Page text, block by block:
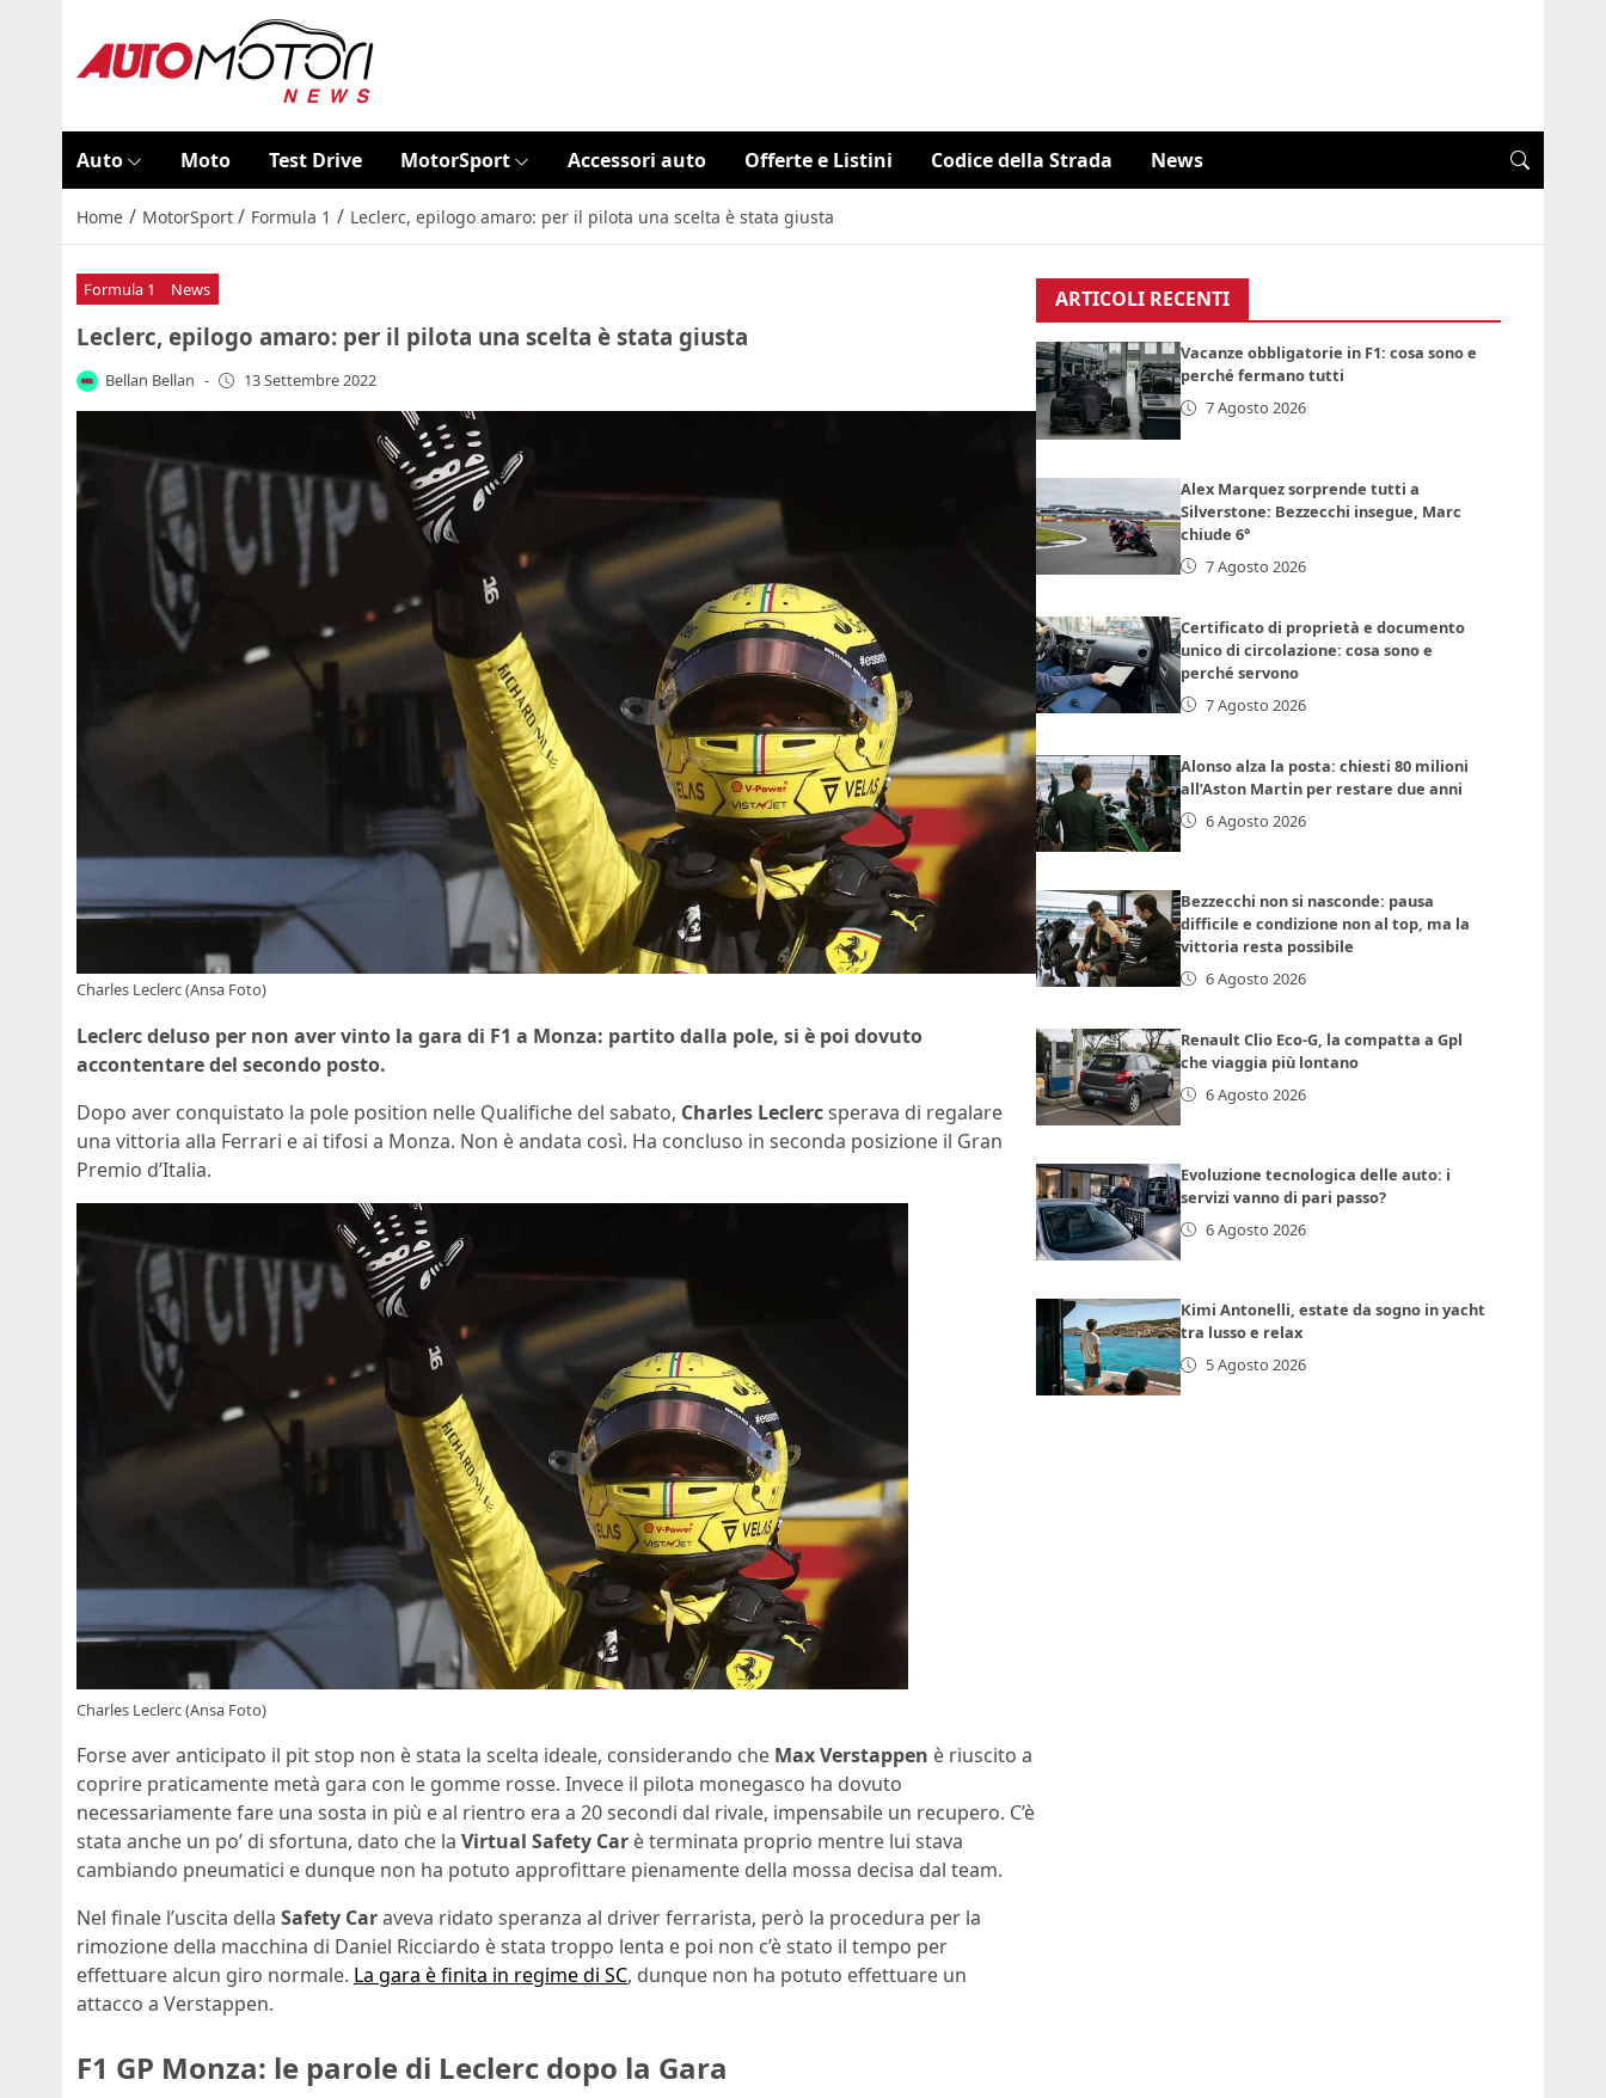
Auto Moto Test Drive MotorSport Accessori auto Offerte e Listini Codice della Strada News
Home / MotorSport / Formula 1 / Leclerc, epilogo amaro: per il pilota una scelta è stata giusta
Formula 1 News
Leclerc, epilogo amaro: per il pilota una scelta è stata giusta
Bellan Bellan - 13 Settembre 2022
Charles Leclerc (Ansa Foto)
Leclerc deluso per non aver vinto la gara di F1 a Monza: partito dalla pole, si è poi dovuto
accontentare del secondo posto.
Dopo aver conquistato la pole position nelle Qualifiche del sabato, Charles Leclercsperava di regalare
una vittoria alla Ferrari e ai tifosi a Monza. Non è andata così. Ha concluso in seconda posizione il Gran
Premio d’Italia.
Charles Leclerc (Ansa Foto)
Forse aver anticipato il pit stop non è stata la scelta ideale, considerando che Max Verstappen è riuscito a
coprire praticamente metà gara con le gomme rosse. Invece il pilota monegasco ha dovuto
necessariamente fare una sosta in più e al rientro era a 20 secondi dal rivale, impensabile un recupero. C’è
stata anche un po’ di sfortuna, dato che la Virtual Safety Car è terminata proprio mentre lui stava
cambiando pneumatici e dunque non ha potuto approfittare pienamente della mossa decisa dal team.
Nel finale l’uscita della Safety Caraveva ridato speranza al driver ferrarista, però la procedura per la
rimozione della macchina di Daniel Ricciardo è stata troppo lenta e poi non c’è stato il tempo per
effettuare alcun giro normale. La gara è finita in regime di SC, dunque non ha potuto effettuare un
attacco a Verstappen.
F1 GP Monza: le parole di Leclerc dopo la Gara
ARTICOLI RECENTI
Vacanze obbligatorie in F1: cosa sono e
perché fermano tutti
7 Agosto 2026
Alex Marquez sorprende tutti a
Silverstone: Bezzecchi insegue, Marc
chiude 6°
7 Agosto 2026
Certificato di proprietà e documento
unico di circolazione: cosa sono e
perché servono
7 Agosto 2026
Alonso alza la posta: chiesti 80 milioni
all’Aston Martin per restare due anni
6 Agosto 2026
Bezzecchi non si nasconde: pausa
difficile e condizione non al top, ma la
vittoria resta possibile
6 Agosto 2026
Renault Clio Eco-G, la compatta a Gpl
che viaggia più lontano
6 Agosto 2026
Evoluzione tecnologica delle auto: i
servizi vanno di pari passo?
6 Agosto 2026
Kimi Antonelli, estate da sogno in yacht
tra lusso e relax
5 Agosto 2026